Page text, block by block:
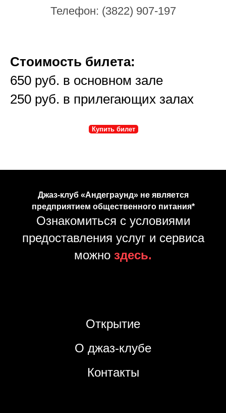
Телефон: (3822) 907-197
Стоимость билета:
650 руб. в основном зале
250 руб. в прилегающих залах
Купить билет
Джаз-клуб «Андеграунд» не является
предприятием общественного питания*
Ознакомиться с условиями
предоставления услуг и сервиса
можно здесь.
Открытие
О джаз-клубе
Контакты